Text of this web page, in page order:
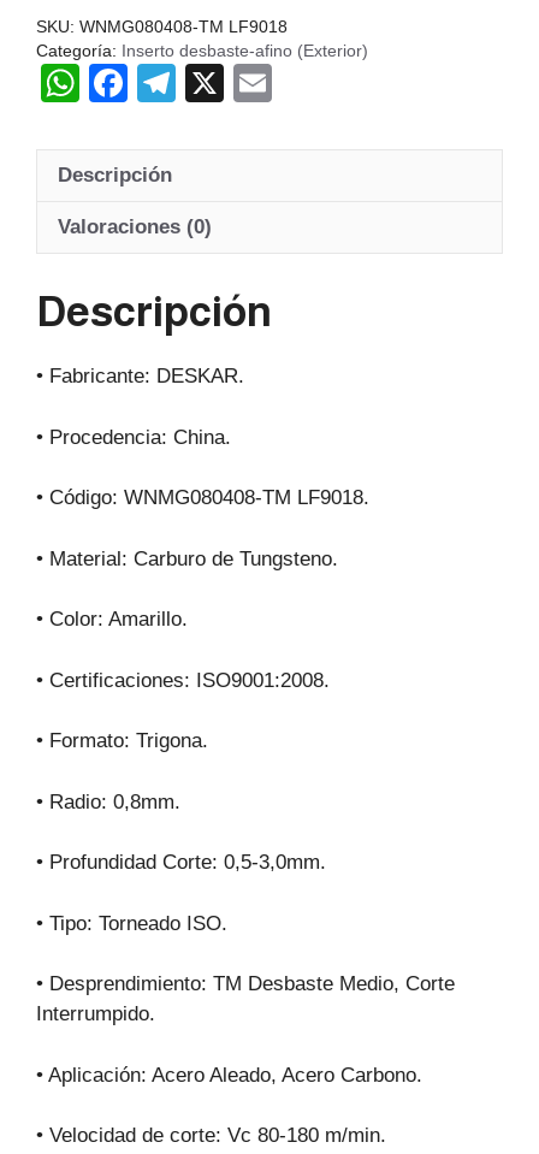
SKU: WNMG080408-TM LF9018
Categoría: Inserto desbaste-afino (Exterior)
W
at
A
p
F
c
b
o
T
e
a
X
ail
Descripción
Valoraciones (0)
Descripción
• Fabricante: DESKAR.
• Procedencia: China.
• Código: WNMG080408-TM LF9018.
• Material: Carburo de Tungsteno.
• Color: Amarillo.
• Certificaciones: ISO9001:2008.
• Formato: Trigona.
• Radio: 0,8mm.
• Profundidad Corte: 0,5-3,0mm.
• Tipo: Torneado ISO.
• Desprendimiento: TM Desbaste Medio, Corte
Interrumpido.
• Aplicación: Acero Aleado, Acero Carbono.
• Velocidad de corte: Vc 80-180 m/min.